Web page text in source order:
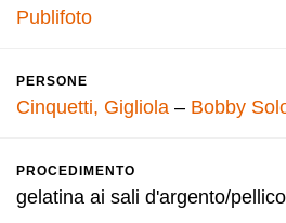
Publifoto
PERSONE
Cinquetti, Gigliola – Bobby
PROCEDIMENTO
gelatina ai sali d'argento/